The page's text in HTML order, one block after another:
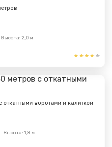
Высота: 2,0 м
воротами и калиткой
Высота: 1,8 м